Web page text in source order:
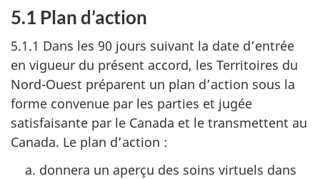
5.1 Plan d’action
5.1.1 Dans les 90 jours suivant la date d’entrée
en vigueur du présent accord, les Territoires du
Nord-Ouest préparent un plan d’action sous la
forme convenue par les parties et jugée
satisfaisante par le Canada et le transmettent au
Canada. Le plan d’action :
donnera un aperçu des soins virtuels dans